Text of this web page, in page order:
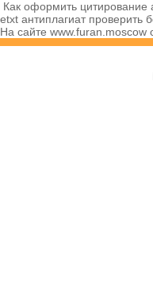
Как оформить цитирование
etxt антиплагиат проверить
На сайте www.furan.moscow